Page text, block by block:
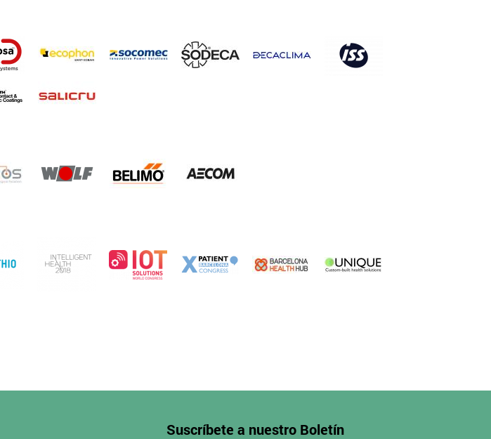
Suscríbete a nuestro Boletín